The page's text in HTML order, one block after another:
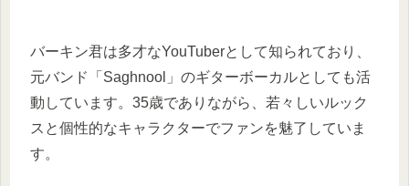
バーキン君は多才なYouTuberとして知られており、
元バンド「Saghnool」のギターボーカルとしても活
動しています。35歳でありながら、若々しいルック
スと個性的なキャラクターでファンを魅了していま
す。